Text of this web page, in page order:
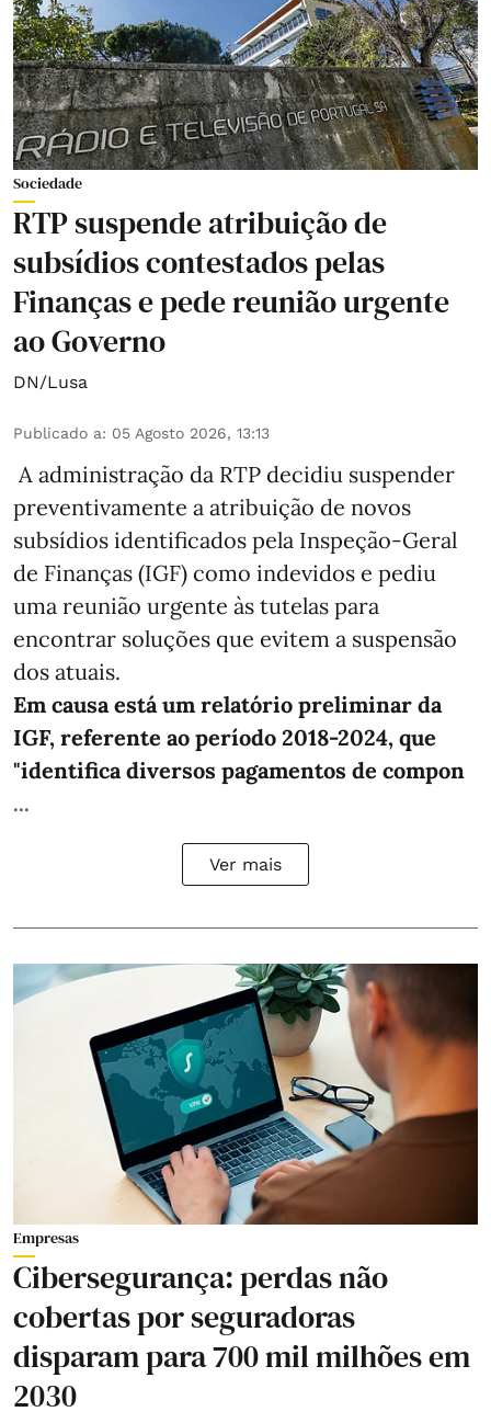
Sociedade
RTP suspende atribuição de
subsídios contestados pelas
Finanças e pede reunião urgente
ao Governo
DN/Lusa
Publicado a: 05 Agosto 2026, 13:13
A administração da RTP decidiu suspender
preventivamente a atribuição de novos
subsídios identificados pela Inspeção-Geral
de Finanças (IGF) como indevidos e pediu
uma reunião urgente às tutelas para
encontrar soluções que evitem a suspensão
dos atuais.
Em causa está um relatório preliminar da
IGF, referente ao período 2018-2024, que
"identifica diversos pagamentos de compon
...
Ver mais
Empresas
Cibersegurança: perdas não
cobertas por seguradoras
disparam para 700 mil milhões em
2030